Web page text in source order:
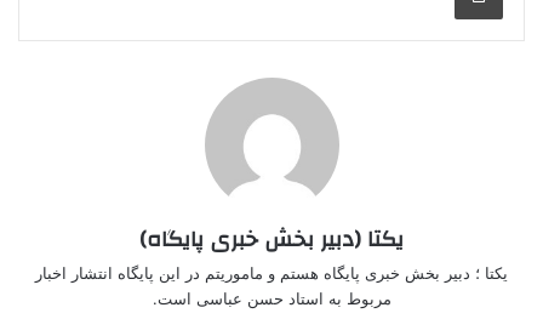
یکتا (دبیر بخش خبری پایگاه)
یکتا ؛ دبیر بخش خبری پایگاه هستم و ماموریتم در این پایگاه انتشار اخبار
مربوط به استاد حسن عباسی است.